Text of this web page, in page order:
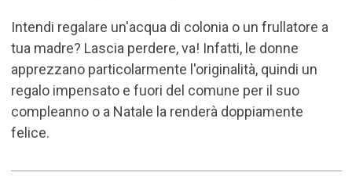
Intendi regalare un'acqua di colonia o un frullatore a
tua madre? Lascia perdere, va! Infatti, le donne
apprezzano particolarmente l'originalità, quindi un
regalo impensato e fuori del comune per il suo
compleanno o a Natale la renderà doppiamente
felice.